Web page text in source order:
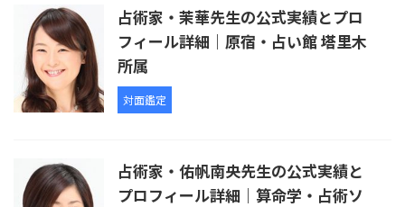
占術家・茉華先生の公式実績とプロ
フィール詳細｜原宿・占い館 塔里木
所属
対面鑑定
占術家・佑帆南央先生の公式実績と
プロフィール詳細｜算命学・占術ソ